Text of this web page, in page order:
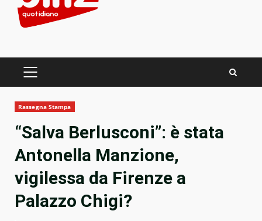
PRIMARY
Rassegna Stampa
“Salva Berlusconi”: è stata
Antonella Manzione,
vigilessa da Firenze a
Palazzo Chigi?